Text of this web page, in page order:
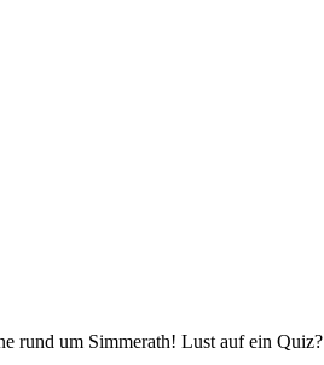
rund um Simmerath! Lust auf ein Quiz?